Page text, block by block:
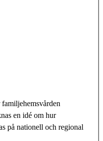
en idé om hur
på nationell och regional